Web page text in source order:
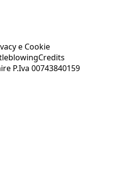
e Cookie
Credits
P.Iva 00743840159